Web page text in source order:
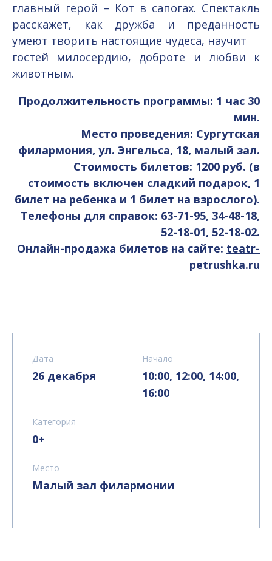
главный герой – Кот в сапогах. Спектакль
расскажет, как дружба и преданность
умеют творить настоящие чудеса, научит
гостей милосердию, доброте и любви к
животным.
Продолжительность программы: 1 час 30
мин.
Место проведения: Сургутская
филармония, ул. Энгельса, 18, малый зал.
Стоимость билетов: 1200 руб. (в
стоимость включен сладкий подарок, 1
билет на ребенка и 1 билет на взрослого).
Телефоны для справок: 63-71-95, 34-48-18,
52-18-01, 52-18-02.
Онлайн-продажа билетов на сайте: teatr-
petrushka.ru
Дата
26 декабря
Начало
10:00, 12:00, 14:00,
16:00
Категория
0+
Место
Малый зал филармонии